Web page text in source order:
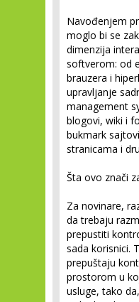
Navođenjem
moglo bi se
dimenzija
softverom: od
brauzera i
upravljanje
management
blogovi, wiki i
bukmark
stranicama i
Šta ovo znači
Za novinare,
da trebaju
prepustiti
sada korisnici.
prepuštaju
prostorom u
usluge, tako